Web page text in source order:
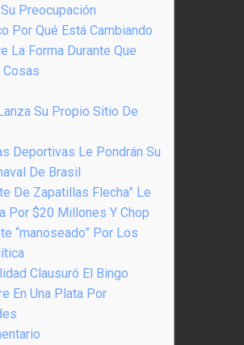
Preocupación
Por Qué Está Cambiando
La Forma Durante Que
Cosas
Su Propio Sitio De
Deportivas Le Pondrán Su
De Brasil
De Zapatillas Flecha” Le
Por $20 Millones Y Chop
“manoseado” Por Los
Clausuró El Bingo
En Una Plata Por